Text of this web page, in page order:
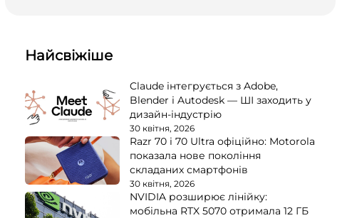
Найсвіжіше
Claude інтегрується з Adobe,
Blender і Autodesk — ШІ заходить у
дизайн-індустрію
30 квітня, 2026
Razr 70 і 70 Ultra офіційно: Motorola
показала нове покоління
складаних смартфонів
30 квітня, 2026
NVIDIA розширює лінійку:
мобільна RTX 5070 отримала 12 ГБ